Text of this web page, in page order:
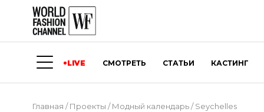
LIVE СМОТРЕТЬ СТАТЬИ КАСТИНГ
Главная /Проекты /Модный календарь/Seychelles